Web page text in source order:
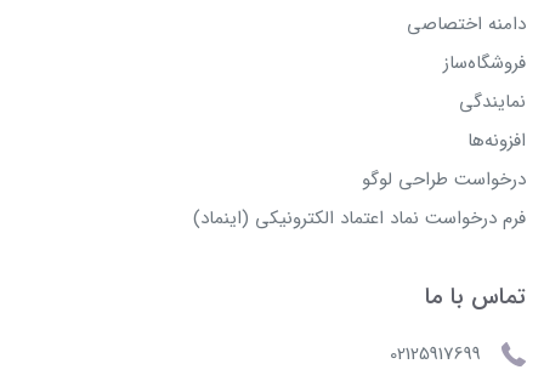
دامنه اختصاصی
فروشگاه‌ساز
نمایندگی
افزونه‌ها
درخواست طراحی لوگو
فرم درخواست نماد اعتماد الکترونیکی (اینماد)
تماس با ما
02125917699